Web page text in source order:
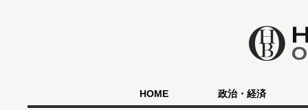
HOME 政治・経済